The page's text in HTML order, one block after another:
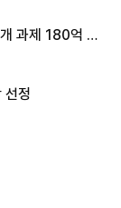
과제 180억 지
선정